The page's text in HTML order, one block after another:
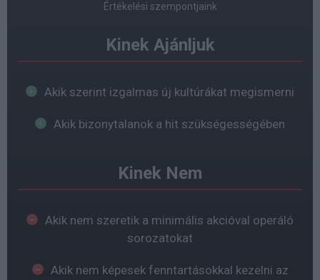
Értékelési szempontjaink
Kinek Ajánljuk
Akik szerint izgalmas új kultúrákat megismerni
Akik bizonytalanok a hit szükségességében
Kinek Nem
Akik nem szeretik a minimális akcióval operáló
sorozatokat
Akik nem képesek fenntartásokkal kezelni az